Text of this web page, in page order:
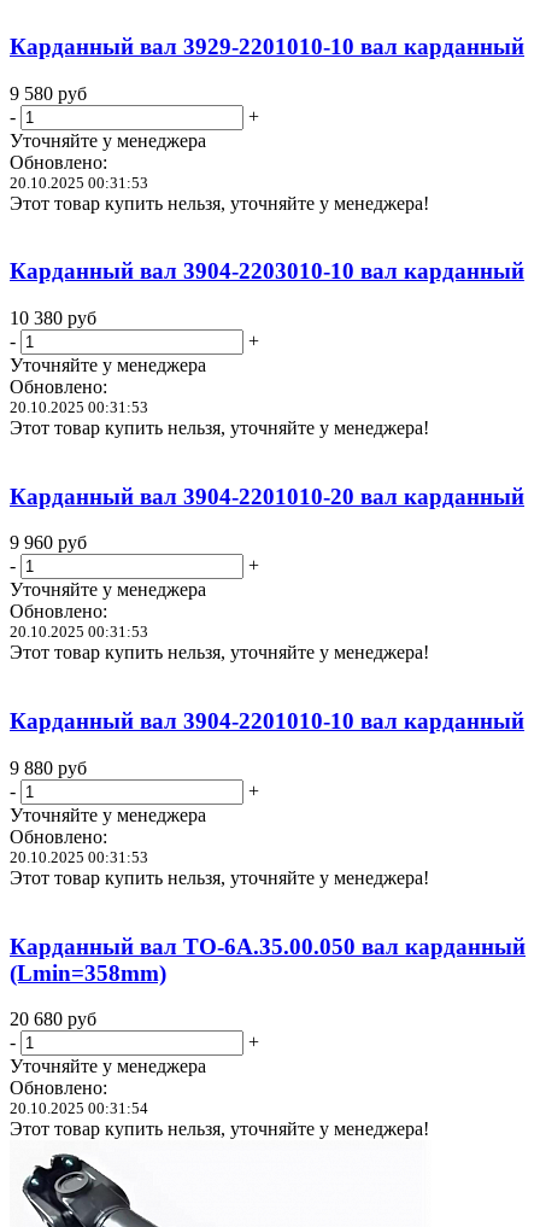
Карданный вал 3929-2201010-10 вал карданный
9 580 руб
-
+
Уточняйте у менеджера
Обновлено:
20.10.2025 00:31:53
Этот товар купить нельзя, уточняйте у менеджера!
Карданный вал 3904-2203010-10 вал карданный
10 380 руб
-
+
Уточняйте у менеджера
Обновлено:
20.10.2025 00:31:53
Этот товар купить нельзя, уточняйте у менеджера!
Карданный вал 3904-2201010-20 вал карданный
9 960 руб
-
+
Уточняйте у менеджера
Обновлено:
20.10.2025 00:31:53
Этот товар купить нельзя, уточняйте у менеджера!
Карданный вал 3904-2201010-10 вал карданный
9 880 руб
-
+
Уточняйте у менеджера
Обновлено:
20.10.2025 00:31:53
Этот товар купить нельзя, уточняйте у менеджера!
Карданный вал ТО-6А.35.00.050 вал карданный
(Lmin=358mm)
20 680 руб
-
+
Уточняйте у менеджера
Обновлено:
20.10.2025 00:31:54
Этот товар купить нельзя, уточняйте у менеджера!